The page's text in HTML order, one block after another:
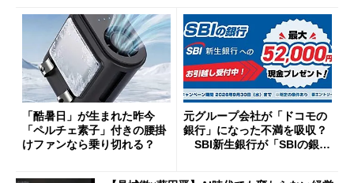
「酷暑日」が生まれた昨今
「ペルチェ素子」付きの腰掛
けファンなら乗り切れる？
元グループ会社が「ドコモの
銀行」になった不満を吸収？
SBI新生銀行が「SBIの銀